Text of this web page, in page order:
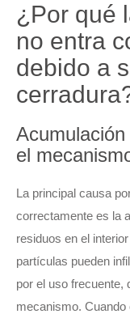
¿Por qué
no entra
debido a
el
La principal causa
correctamente es la
residuos en el
partículas pueden
por el uso frecuente,
mecanismo.